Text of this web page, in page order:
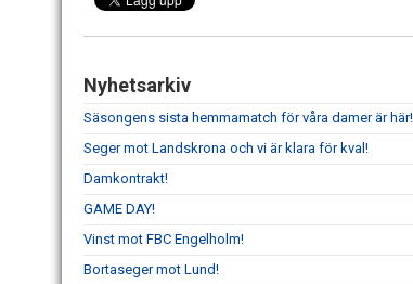
Nyhetsarkiv
Säsongens sista hemmamatch för våra damer är här!
Seger mot Landskrona och vi är klara för kval!
Damkontrakt!
GAME DAY!
Vinst mot FBC Engelholm!
Bortaseger mot Lund!